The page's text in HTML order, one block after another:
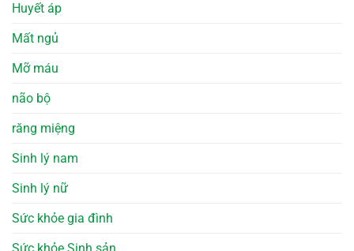
Huyết áp
Mất ngủ
Mỡ máu
não bộ
răng miệng
Sinh lý nam
Sinh lý nữ
Sức khỏe gia đình